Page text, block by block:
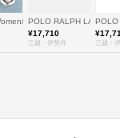
Men)/リーガル
POLO RALPH LAUREN
¥17,710
三越・伊勢丹
POLO
三越・